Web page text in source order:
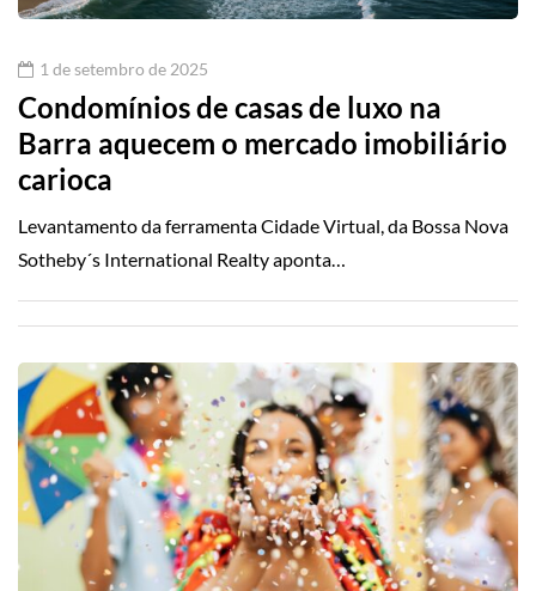
1 de setembro de 2025
Condomínios de casas de luxo na
Barra aquecem o mercado imobiliário
carioca
Levantamento da ferramenta Cidade Virtual, da Bossa Nova
Sotheby´s International Realty aponta…